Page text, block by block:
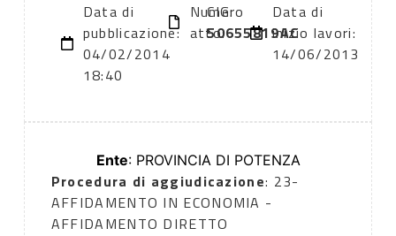
Data di
pubblicazione:
04/02/2014
18:40
Numero
atto:
CIG:
50655819AC
Data di
inizio lavori:
14/06/2013
Ente: PROVINCIA DI POTENZA
Procedura di aggiudicazione: 23-
AFFIDAMENTO IN ECONOMIA -
AFFIDAMENTO DIRETTO